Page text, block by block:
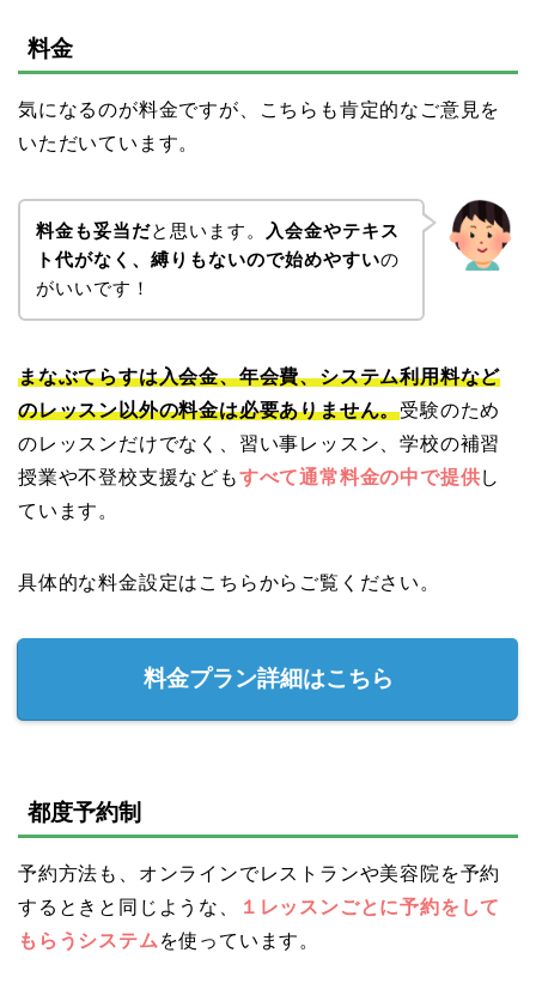
料金
気になるのが料金ですが、こちらも肯定的なご意見を
いただいています。
料金も妥当だと思います。
入会金やテキス
ト代がなく、縛りもないので始めやすいの
がいいです！
まなぶてらすは入会金、年会費、システム利用料など
のレッスン以外の料金は必要ありません。受験のため
のレッスンだけでなく、習い事レッスン、学校の補習
授業や不登校支援などもすべて通常料金の中で提供し
ています。
具体的な料金設定はこちらからご覧ください。
料金プラン詳細はこちら
都度予約制
予約方法も、オンラインでレストランや美容院を予約
するときと同じような、
１レッスンごとに予約をして
もらうシステムを使っています。